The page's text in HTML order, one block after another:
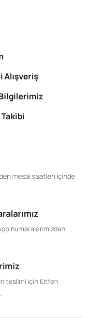
Alışveriş
mesai saatleri içinde
numaralarımızdan
teslimi için lütfen